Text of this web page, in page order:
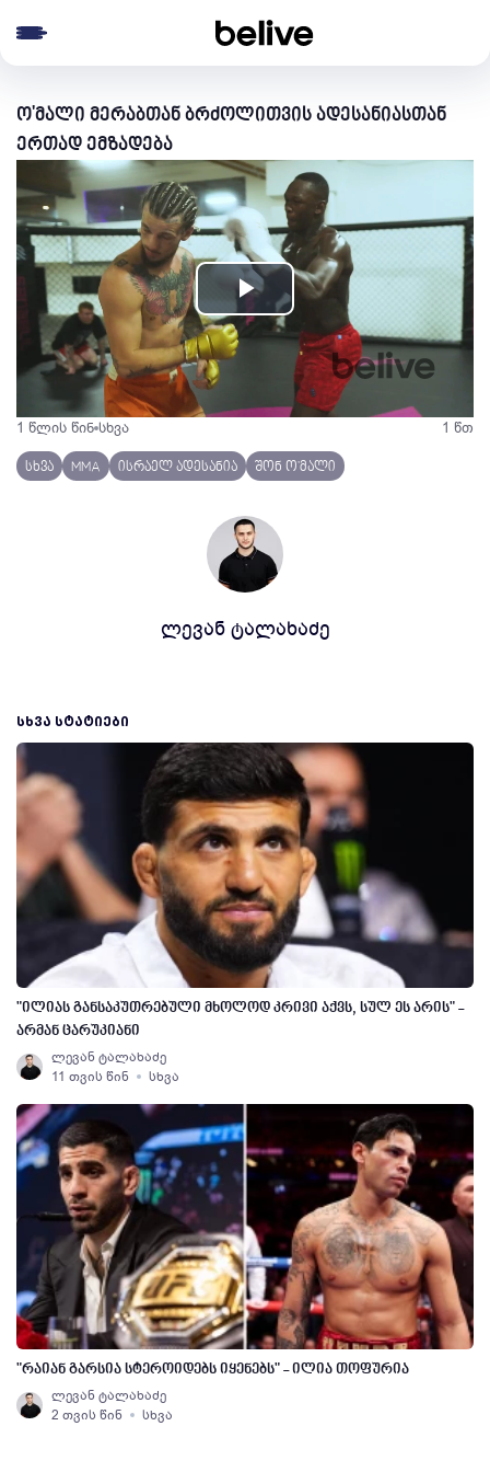
ო'მალი მერაბთან ბრძოლითვის ადესანიასთან
ერთად ემზადება
Play
Video
1 წლის წინ სხვა 1 წთ
სხვა MMA ისრაელ ადესანია შონ ო'მალი
ლევან ტალახაძე
ᲡᲮᲕᲐ ᲡᲢᲐᲢᲘᲔᲑᲘ
"ილიას განსაკუთრებული მხოლოდ კრივი აქვს, სულ ეს არის" -
არმან ცარუკიანი
ლევან ტალახაძე
11 თვის წინ
სხვა
"რაიან გარსია სტეროიდებს იყენებს" - ილია თოფურია
ლევან ტალახაძე
2 თვის წინ
სხვა